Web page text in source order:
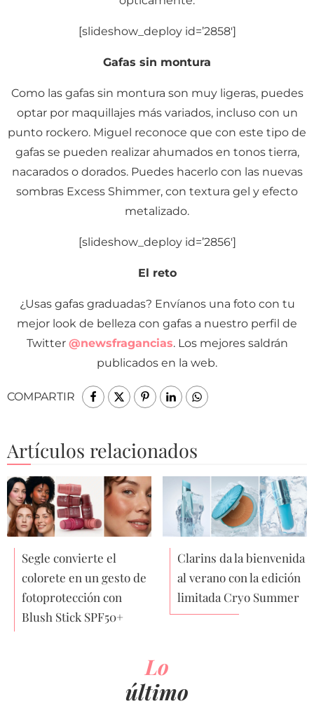
[slideshow_deploy id=’2858′]
Gafas sin montura
Como las gafas sin montura son muy ligeras, puedes
optar por maquillajes más variados, incluso con un
punto rockero. Miguel reconoce que con este tipo de
gafas se pueden realizar ahumados en tonos tierra,
nacarados o dorados. Puedes hacerlo con las nuevas
sombras Excess Shimmer, con textura gel y efecto
metalizado.
[slideshow_deploy id=’2856′]
El reto
¿Usas gafas graduadas? Envíanos una foto con tu
mejor look de belleza con gafas a nuestro perfil de
Twitter @newsfragancias. Los mejores saldrán
publicados en la web.
COMPARTIR
Artículos relacionados
Segle convierte el
colorete en un gesto de
fotoprotección con
Blush Stick SPF50+
Clarins da la bienvenida
al verano con la edición
limitada Cryo Summer
Lo
último